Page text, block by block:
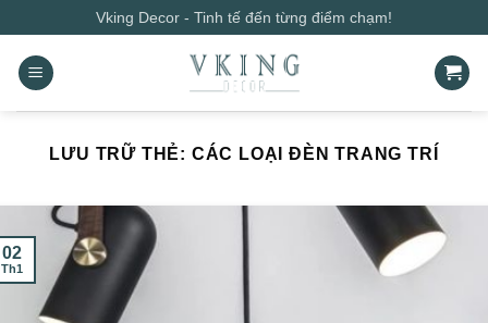
qua
nội
dung
Vking Decor - Tinh tế đến từng điểm chạm!
LƯU TRỮ THẺ: CÁC LOẠI ĐÈN TRANG TRÍ
02
Th1